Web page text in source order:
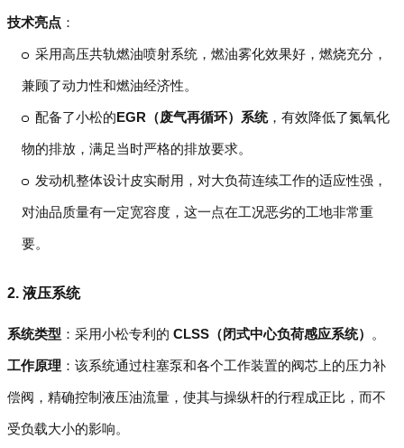
技术亮点 ：
采用高压共轨燃油喷射系统，燃油雾化效果好，燃烧充分，
兼顾了动力性和燃油经济性。
配备了小松的EGR（废气再循环）系统，有效降低了氮氧化
物的排放，满足当时严格的排放要求。
发动机整体设计皮实耐用，对大负荷连续工作的适应性强，
对油品质量有一定宽容度，这一点在工况恶劣的工地非常重
要。
2. 液压系统
系统类型 ：采用小松专利的 CLSS（闭式中心负荷感应系统） 。
工作原理 ：该系统通过柱塞泵和各个工作装置的阀芯上的压力补
偿阀，精确控制液压油流量，使其与操纵杆的行程成正比，而不
受负载大小的影响。